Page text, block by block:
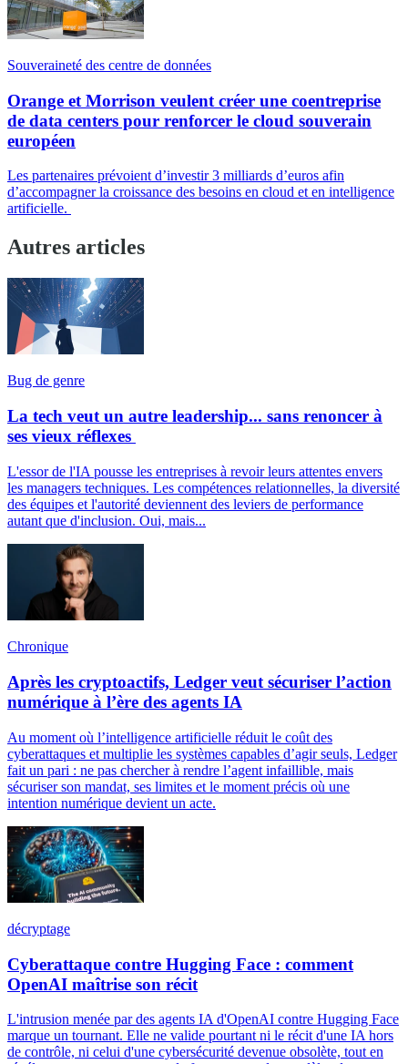
Souveraineté des centre de données
Orange et Morrison veulent créer une coentreprise
de data centers pour renforcer le cloud souverain
européen
Les partenaires prévoient d’investir 3 milliards d’euros afin
d’accompagner la croissance des besoins en cloud et en intelligence
artificielle.
Autres articles
Bug de genre
La tech veut un autre leadership... sans renoncer à
ses vieux réflexes
L'essor de l'IA pousse les entreprises à revoir leurs attentes envers
les managers techniques. Les compétences relationnelles, la diversité
des équipes et l'autorité deviennent des leviers de performance
autant que d'inclusion. Oui, mais...
Chronique
Après les cryptoactifs, Ledger veut sécuriser l’action
numérique à l’ère des agents IA
Au moment où l’intelligence artificielle réduit le coût des
cyberattaques et multiplie les systèmes capables d’agir seuls, Ledger
fait un pari : ne pas chercher à rendre l’agent infaillible, mais
sécuriser son mandat, ses limites et le moment précis où une
intention numérique devient un acte.
décryptage
Cyberattaque contre Hugging Face : comment
OpenAI maîtrise son récit
L'intrusion menée par des agents IA d'OpenAI contre Hugging Face
marque un tournant. Elle ne valide pourtant ni le récit d'une IA hors
de contrôle, ni celui d'une cybersécurité devenue obsolète, tout en